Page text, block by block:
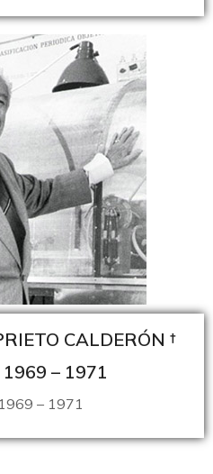
CALDERÓN †
1969 – 1971
– 1971